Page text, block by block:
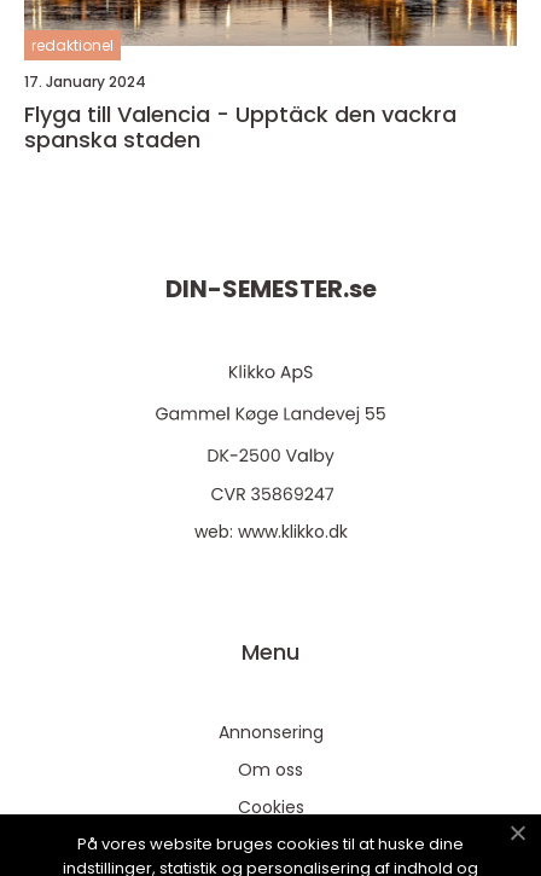
redaktionel
17. January 2024
Flyga till Valencia - Upptäck den vackra
spanska staden
DIN-SEMESTER.se
web: www.klikko.dk
Menu
Annonsering
Om oss
Cookies
Kontakta oss
På vores website bruges cookies til at huske dine
indstillinger, statistik og personalisering af indhold og